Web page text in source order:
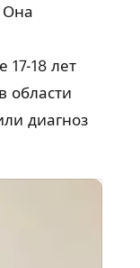
Она
17-18 лет
области
диагноз